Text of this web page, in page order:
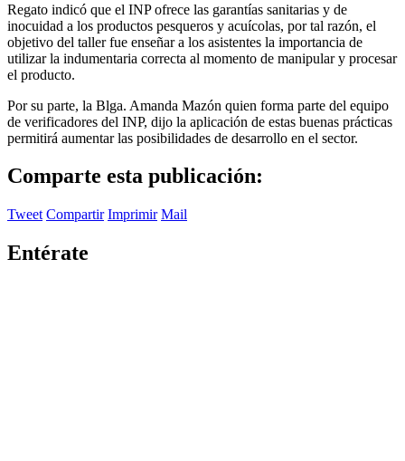
Regato indicó que el INP ofrece las garantías sanitarias y de
inocuidad a los productos pesqueros y acuícolas, por tal razón, el
objetivo del taller fue enseñar a los asistentes la importancia de
utilizar la indumentaria correcta al momento de manipular y procesar
el producto.
Por su parte, la Blga. Amanda Mazón quien forma parte del equipo
de verificadores del INP, dijo la aplicación de estas buenas prácticas
permitirá aumentar las posibilidades de desarrollo en el sector.
Comparte esta publicación:
Tweet Compartir Imprimir Mail
Entérate